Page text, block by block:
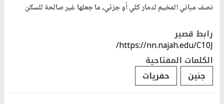
نصف مباني المخيم لدمار كلي أو جزئي، ما جعلها غير صالحة للسكن
رابط قصير
https://nn.najah.edu/C10J/
الكلمات المفتاحية
جنين
حفريات